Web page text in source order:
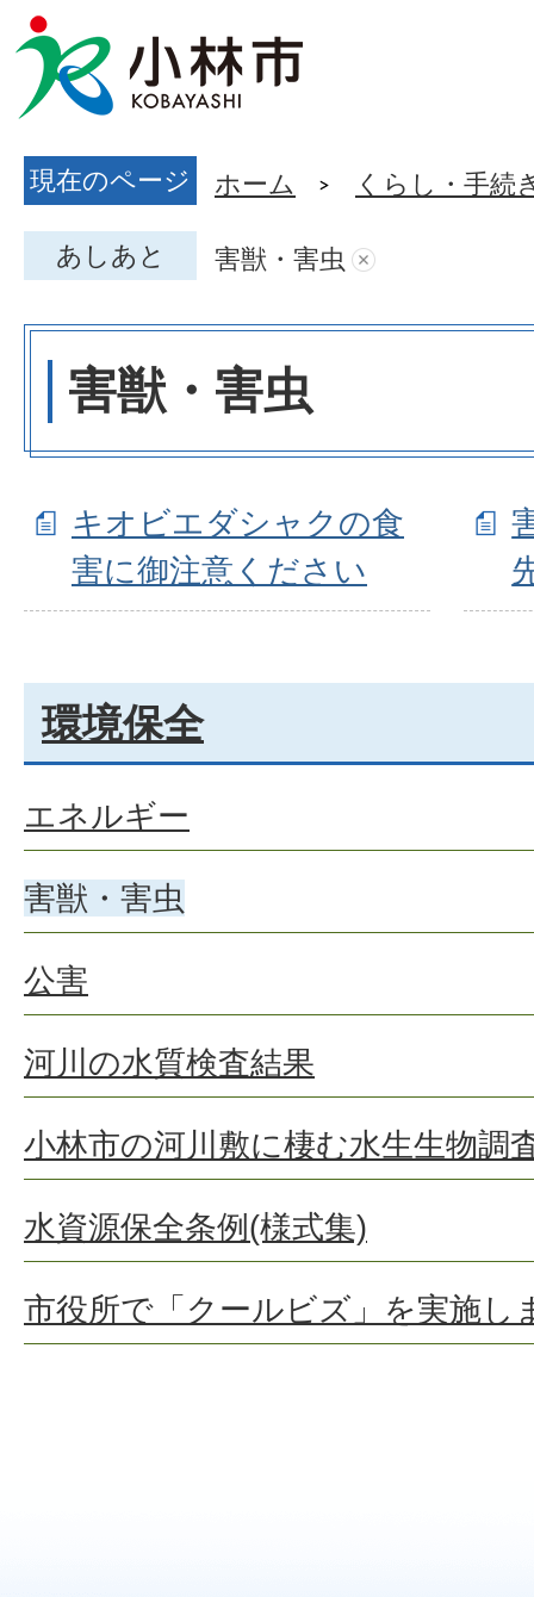
現在のページ ホーム くらし・手続
あしあと 害獣・害虫
害獣・害虫
キオビエダシャクの食
害に御注意ください
環境保全
エネルギー
害獣・害虫
公害
河川の水質検査結果
小林市の河川敷に棲む水生生物調
水資源保全条例(様式集)
市役所で「クールビズ」を実施し